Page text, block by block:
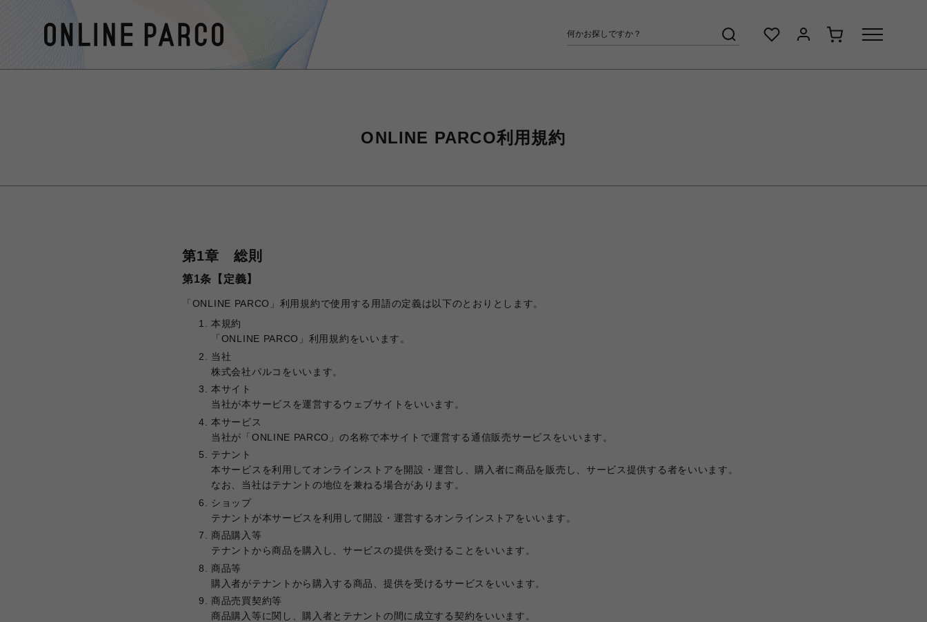
ONLINE PARCO利用規約
第1章 総則
第1条【定義】
「ONLINE PARCO」利用規約で使用する用語の定義は以下のとおりとします。
本規約
「ONLINE PARCO」利用規約をいいます。
当社
株式会社パルコをいいます。
本サイト
当社が本サービスを運営するウェブサイトをいいます。
本サービス
当社が「ONLINE PARCO」の名称で本サイトで運営する通信販売サービスをいいます。
テナント
本サービスを利用してオンラインストアを開設・運営し、購入者に商品を販売し、サービス提供する者をいいます。
なお、当社はテナントの地位を兼ねる場合があります。
ショップ
テナントが本サービスを利用して開設・運営するオンラインストアをいいます。
商品購入等
テナントから商品を購入し、サービスの提供を受けることをいいます。
商品等
購入者がテナントから購入する商品、提供を受けるサービスをいいます。
商品売買契約等
商品購入等に関し、購入者とテナントの間に成立する契約をいいます。